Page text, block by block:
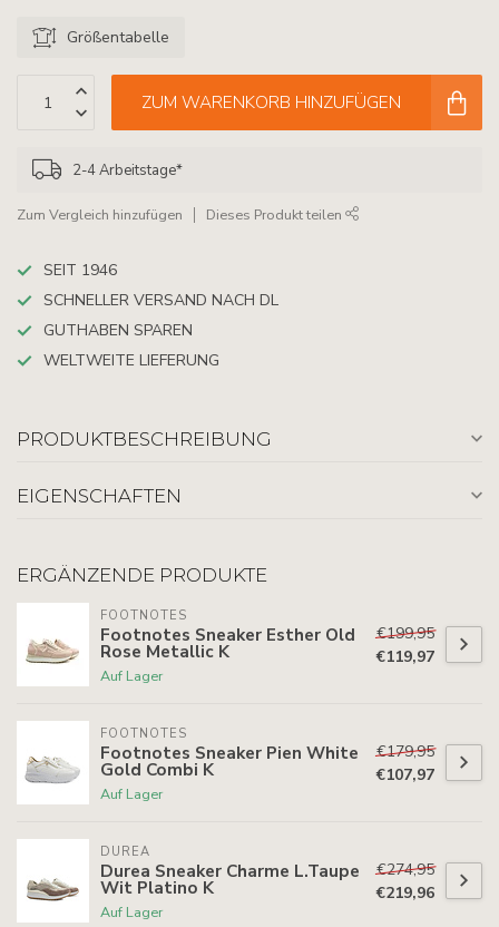
Größentabelle
ZUM WARENKORB HINZUFÜGEN
2-4 Arbeitstage*
Zum Vergleich hinzufügen Dieses Produkt teilen
SEIT 1946
SCHNELLER VERSAND NACH DL
GUTHABEN SPAREN
WELTWEITE LIEFERUNG
PRODUKTBESCHREIBUNG
EIGENSCHAFTEN
ERGÄNZENDE PRODUKTE
FOOTNOTES
Footnotes Sneaker Esther Old
Rose Metallic K
Auf Lager
€199,95
€119,97
FOOTNOTES
Footnotes Sneaker Pien White
Gold Combi K
Auf Lager
€179,95
€107,97
DUREA
Durea Sneaker Charme L.Taupe
Wit Platino K
Auf Lager
€274,95
€219,96